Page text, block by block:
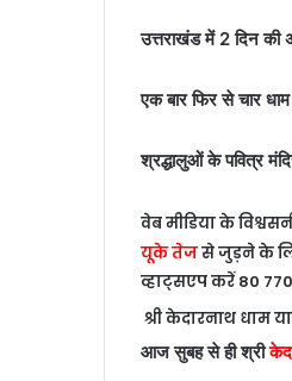
उत्तराखंड में 2 दिन की
एक बार फिर से चार
श्रद्धालुओं के पवित्र
वेब मीडिया के
यूके तेजसे जुड़ने के
व्हाट्सएप करें 80
श्री केदारनाथ धाम
आज सुबह से ही श्री